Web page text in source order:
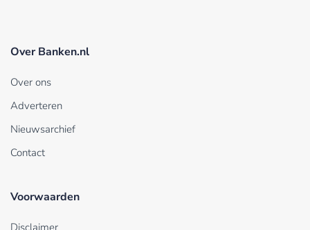
Over Banken.nl
Over ons
Adverteren
Nieuwsarchief
Contact
Voorwaarden
Disclaimer